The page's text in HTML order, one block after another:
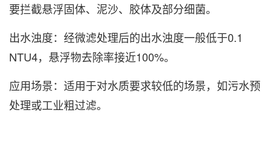
要拦截悬浮固体、泥沙、胶体及部分细菌。
‌出水浊度‌：经微滤处理后的出水浊度一般‌低于0.1
NTU‌4，悬浮物去除率接近100%。
‌应用场景‌：适用于对水质要求较低的场景，如污水预
处理或工业粗过滤。